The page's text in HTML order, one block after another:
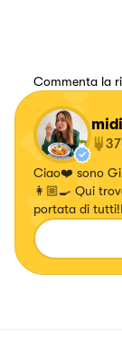
Commenta la
Ciao❤️ sono
👩🏼‍🍳 Qui
portata di